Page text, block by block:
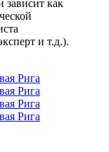
зависит как
и т.д.).